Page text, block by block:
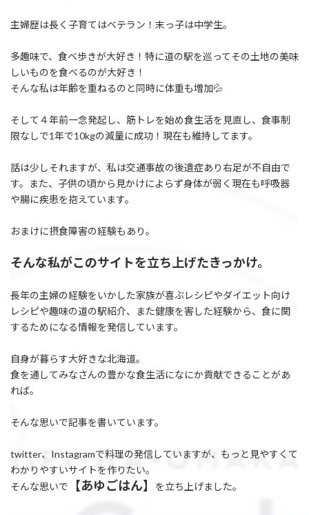
主婦歴は長く子育てはベテラン！末っ子は中学生。
多趣味で、食べ歩きが大好き！特に道の駅を巡ってその土地の美味
しいものを食べるのが大好き！
そんな私は年齢を重ねるのと同時に体重も増加💦
そして４年前一念発起し、筋トレを始め食生活を見直し、食事制
限なしで1年で10kgの減量に成功！現在も維持してます。
話は少しそれますが、私は交通事故の後遺症あり右足が不自由で
す。また、子供の頃から見かけによらず身体が弱く現在も呼吸器
や腸に疾患を抱えています。
おまけに摂食障害の経験もあり。
そんな私がこのサイトを立ち上げたきっかけ。
長年の主婦の経験をいかした家族が喜ぶレシピやダイエット向け
レシピや趣味の道の駅紹介、また健康を害した経験から、食に関
するためになる情報を発信しています。
自身が暮らす大好きな北海道。
食を通してみなさんの豊かな食生活になにか貢献できることがあ
れば。
そんな思いで記事を書いています。
twitter、Instagramで料理の発信していますが、もっと見やすくて
わかりやすいサイトを作りたい。
そんな思いで
【あゆごはん】 を立ち上げました。